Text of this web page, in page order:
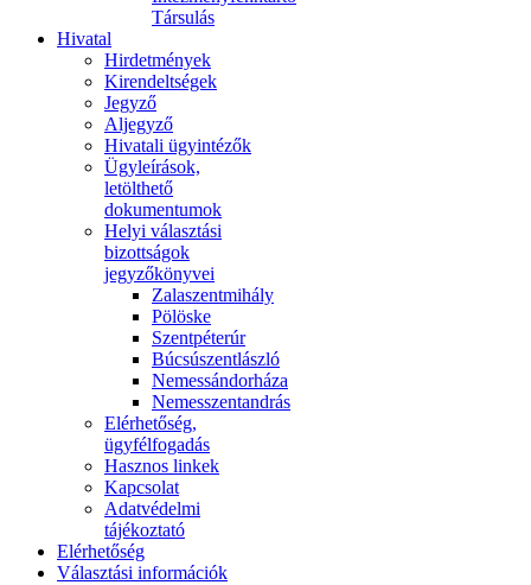
Társulás
Hivatal
Hirdetmények
Kirendeltségek
Jegyző
Aljegyző
Hivatali ügyintézők
Ügyleírások,
letölthető
dokumentumok
Helyi választási
bizottságok
jegyzőkönyvei
Zalaszentmihály
Pölöske
Szentpéterúr
Búcsúszentlászló
Nemessándorháza
Nemesszentandrás
Elérhetőség,
ügyfélfogadás
Hasznos linkek
Kapcsolat
Adatvédelmi
tájékoztató
Elérhetőség
Választási információk